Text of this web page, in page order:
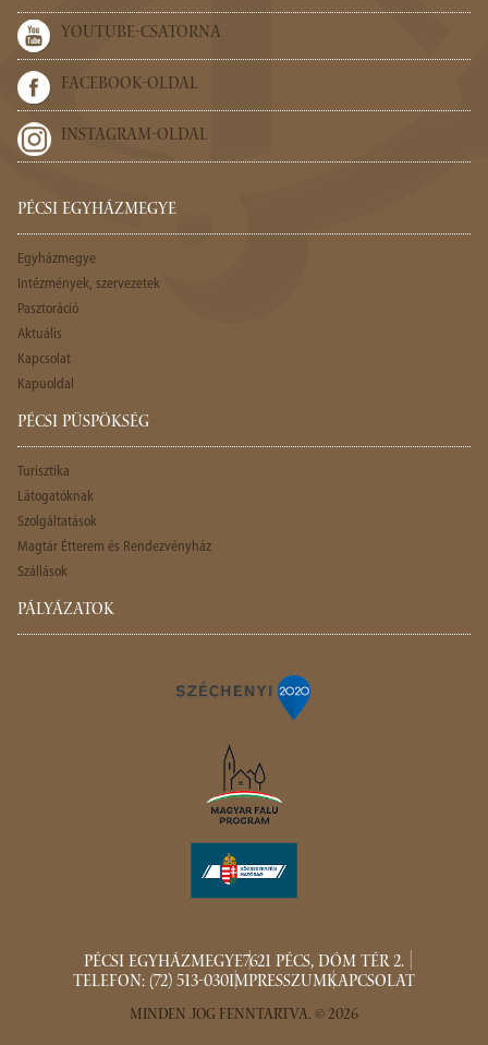
YOUTUBE-CSATORNA
FACEBOOK-OLDAL
INSTAGRAM-OLDAL
PÉCSI EGYHÁZMEGYE
Egyházmegye
Intézmények, szervezetek
Pasztoráció
Aktuális
Kapcsolat
Kapuoldal
PÉCSI PÜSPÖKSÉG
Turisztika
Látogatóknak
Szolgáltatások
Magtár Étterem és Rendezvényház
Szállások
PÁLYÁZATOK
PÉCSI EGYHÁZMEGYE7621 PÉCS, DÓM TÉR 2.
TELEFON: (72) 513-030IMPRESSZUMKAPCSOLAT
MINDEN JOG FENNTARTVA. © 2026